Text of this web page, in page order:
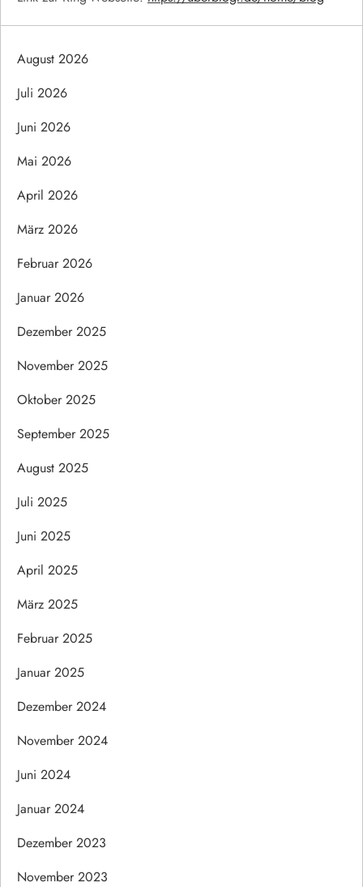
August 2026
Juli 2026
Juni 2026
Mai 2026
April 2026
März 2026
Februar 2026
Januar 2026
Dezember 2025
November 2025
Oktober 2025
September 2025
August 2025
Juli 2025
Juni 2025
April 2025
März 2025
Februar 2025
Januar 2025
Dezember 2024
November 2024
Juni 2024
Januar 2024
Dezember 2023
November 2023